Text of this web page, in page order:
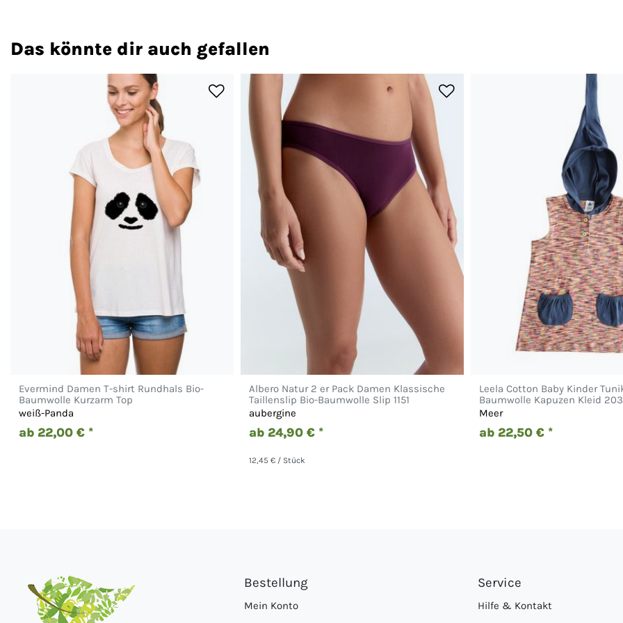
Das könnte dir auch gefallen
Evermind Damen T-shirt Rundhals Bio-
Baumwolle Kurzarm Top
weiß-Panda
ab 22,00 € *
Albero Natur 2 er Pack Damen Klassische
Taillenslip Bio-Baumwolle Slip 1151
aubergine
ab 24,90 € *
12,45 € / Stück
Leela Cotton Baby Kinder
Baumwolle Kapuzen Kleid
Meer
ab 22,50 € *
Bestellung
Mein Konto
Service
Hilfe & Kontakt